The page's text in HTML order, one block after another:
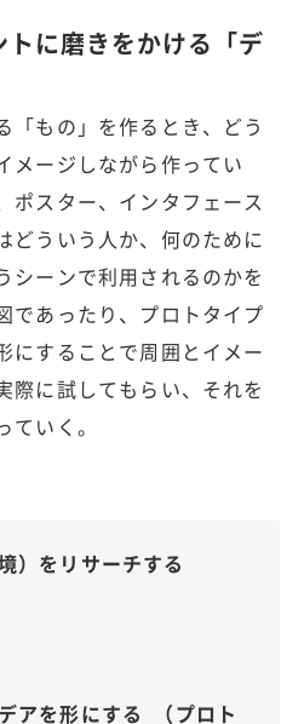
に磨きをかける「デ
もの」を作るとき、どう
メージしながら作ってい
ポスター、インタフェース
どういう人か、何のために
シーンで利用されるのかを
であったり、プロトタイプ
にすることで周囲とイメー
際に試してもらい、それを
いく。
）をリサーチする
アを形にする （プロト